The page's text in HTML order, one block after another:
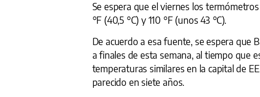
Se espera que el viernes los
°F (40,5 °C) y 110 °F (unos 43 °C).
De acuerdo a esa fuente, se espera que
a finales de esta semana, al tiempo que
temperaturas similares en la capital de
parecido en siete años.